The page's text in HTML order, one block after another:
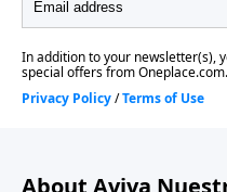
About Aviva